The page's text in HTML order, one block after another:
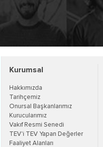
Kurumsal
Hakkımızda
Tarihçemiz
Onursal Başkanlarımız
Kurucularımız
Vakıf Resmi Senedi
TEV'i TEV Yapan Değerler
Faaliyet Alanları